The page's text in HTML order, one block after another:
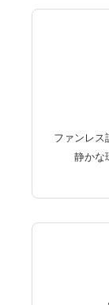
ファンレス
静かな